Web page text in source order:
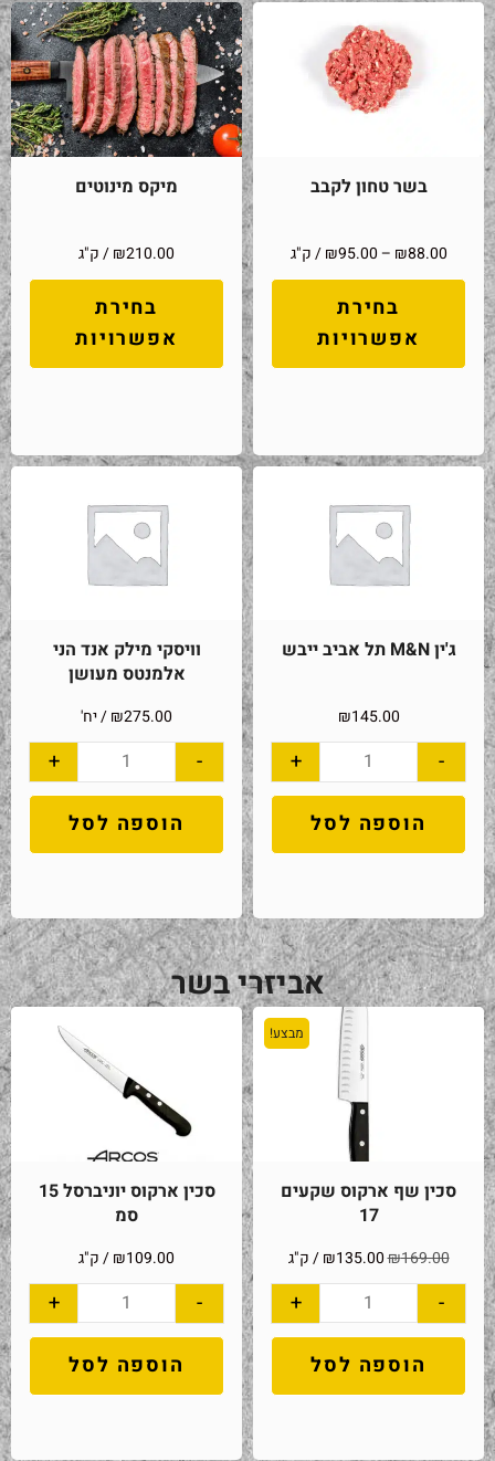
בשר טחון לקבב
₪88.00
–
₪95.00 / ק"ג
בחירת
אפשרויות
מיקס מינוטים
₪210.00 / ק"ג
בחירת
אפשרויות
ג'ין M&N תל אביב ייבש
₪145.00
-
+
הוספה לסל
וויסקי מילק אנד הני
אלמנטס מעושן
₪275.00 / יח'
-
+
הוספה לסל
אביזרי בשר
מבצע!
סכין שף ארקוס שקעים
17
₪169.00
₪135.00 / ק"ג
-
+
הוספה לסל
סכין ארקוס יוניברסל 15
סמ
₪109.00 / ק"ג
-
+
הוספה לסל